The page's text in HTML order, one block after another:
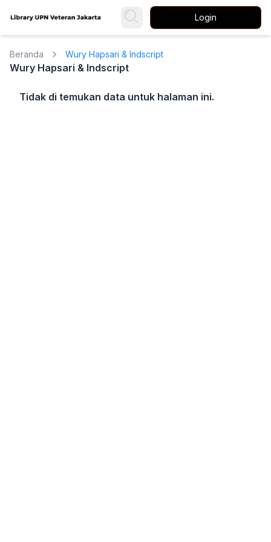
Login
Beranda Wury Hapsari & Indscript
Wury Hapsari & Indscript
Tidak di temukan data untuk halaman ini.